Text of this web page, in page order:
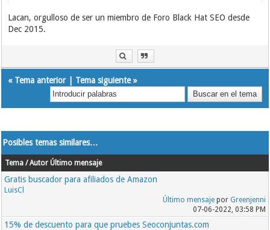
Lacan, orgulloso de ser un miembro de Foro Black Hat SEO desde
Dec 2015.
« Tema anterior| Tema siguiente»
Posibles temas similares…
Tema / Autor Último mensaje
Gratis buscador para afiliados de Amazon
LuisCl
Último mensajepor Greenjenni
07-06-2022, 03:58 PM
15% de descuento para que pruebes Seoconjuntas.com